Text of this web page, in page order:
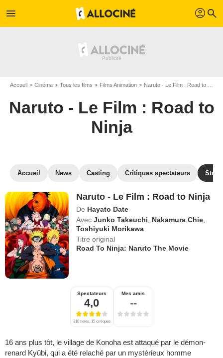
menu profil search
Accueil Cinéma Tous les films Films Animation Naruto - Le Film : Road to Ninja
Naruto - Le Film : Road to
Ninja
Accueil News Casting Critiques spectateurs
Naruto - Le Film : Road to Ninja
De Hayato Date
Avec Junko Takeuchi Nakamura Chie
Toshiyuki Morikawa
Titre original
Road To Ninja: Naruto The Movie
Spectateurs
4,0
310 notes, 15 critiques
Mes amis
--
16 ans plus tôt, le village de Konoha est attaqué par le démon-
renard Kyûbi, qui a été relaché par un mystérieux homme